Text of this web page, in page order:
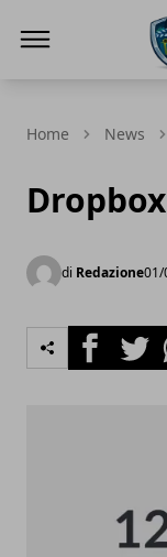
Home News
Dropbox
di Redazione01/
Facebook